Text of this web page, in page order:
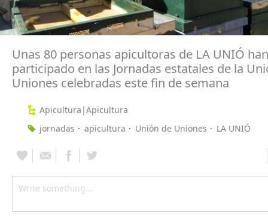
Unas 80 personas apicultoras de LA UNIÓ han
participado en las Jornadas estatales de la
Uniones celebradas este fin de semana
Apicultura|Apicultura
jornadas
apicultura Unión de Uniones LA UNIÓ